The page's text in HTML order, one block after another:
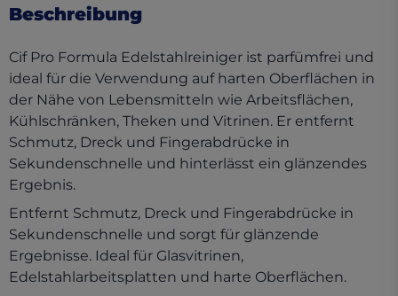
Beschreibung
Cif Pro Formula Edelstahlreiniger ist parfümfrei und
ideal für die Verwendung auf harten Oberflächen in
der Nähe von Lebensmitteln wie Arbeitsflächen,
Kühlschränken, Theken und Vitrinen. Er entfernt
Schmutz, Dreck und Fingerabdrücke in
Sekundenschnelle und hinterlässt ein glänzendes
Ergebnis.
Entfernt Schmutz, Dreck und Fingerabdrücke in
Sekundenschnelle und sorgt für glänzende
Ergebnisse. Ideal für Glasvitrinen,
Edelstahlarbeitsplatten und harte Oberflächen.